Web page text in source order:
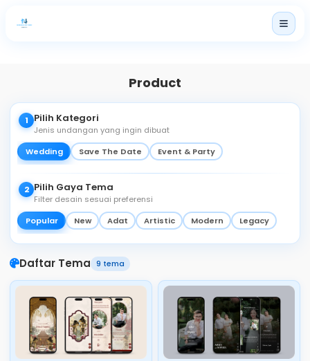
Produk
Harga
Produk Lainnya
Login
Product
1 Pilih Kategori
Jenis undangan yang ingin dibuat
Wedding
Save The Date Event & Party
2 Pilih Gaya Tema
Filter desain sesuai preferensi
Popular
New Adat Artistic Modern Legacy
Daftar Tema 9 tema